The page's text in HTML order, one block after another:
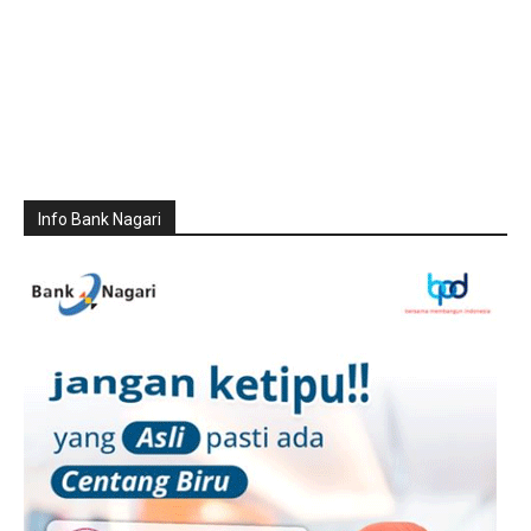
Info Bank Nagari